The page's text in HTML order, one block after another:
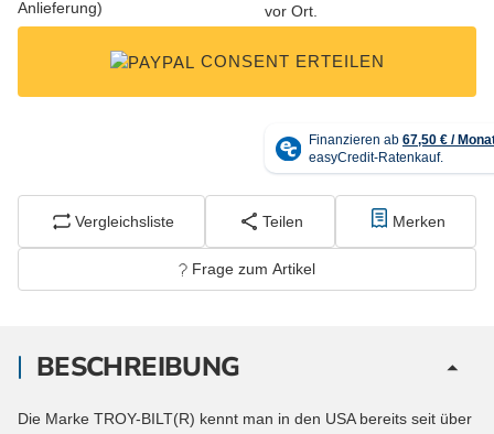
vor Ort.
CONSENT ERTEILEN
Vergleichsliste Teilen Merken
Frage zum Artikel
BESCHREIBUNG
Die Marke TROY-BILT(R) kennt man in den USA bereits seit über